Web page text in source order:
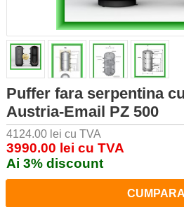
Puffer fara serpentina
Austria-Email PZ 500
4124.00 lei cu TVA
3990.00 lei cu TVA
Ai 3% discount
CUMPARA